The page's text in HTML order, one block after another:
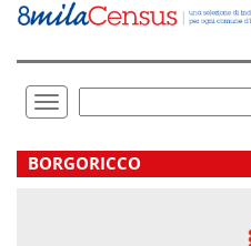
Vai
direttamente
Toggle
navigation
.
BORGORICCO